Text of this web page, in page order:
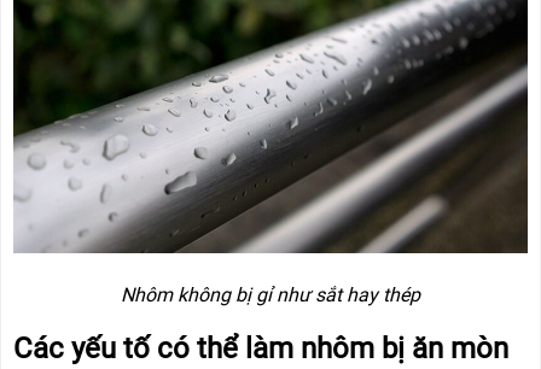
Nhôm không bị gỉ như sắt hay thép
Các yếu tố có thể làm nhôm bị ăn mòn